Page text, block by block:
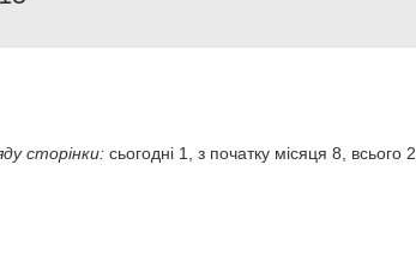
сторінки: сьогодні 1, з початку місяця 8, всього